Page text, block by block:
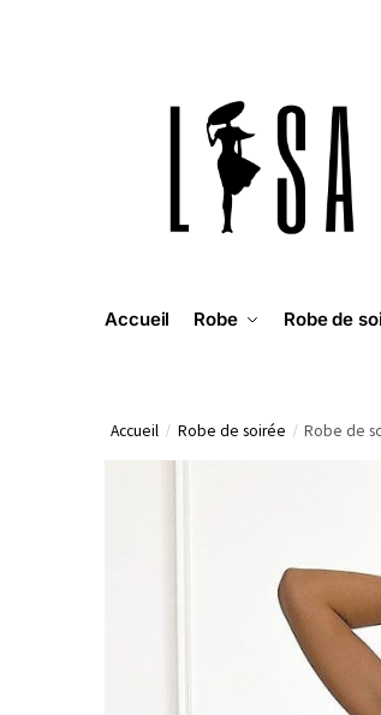
Accueil Robe Robe de
Accueil / Robe de soirée / Robe de